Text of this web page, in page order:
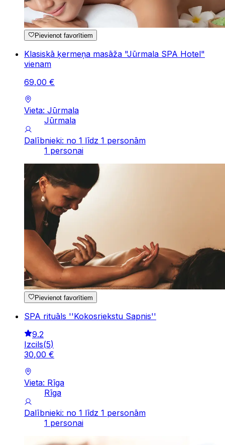
Pievienot favorītiem
Klasiskā ķermeņa masāža "Jūrmala SPA Hotel"
vienam
69,00 €
Vieta: Jūrmala
Jūrmala
Dalībnieki: no 1 līdz 1 personām
1 personai
Pievienot favorītiem
SPA rituāls ''Kokosriekstu Sapnis''
9.2
Izcils(5)
30,00 €
Vieta: Rīga
Rīga
Dalībnieki: no 1 līdz 1 personām
1 personai